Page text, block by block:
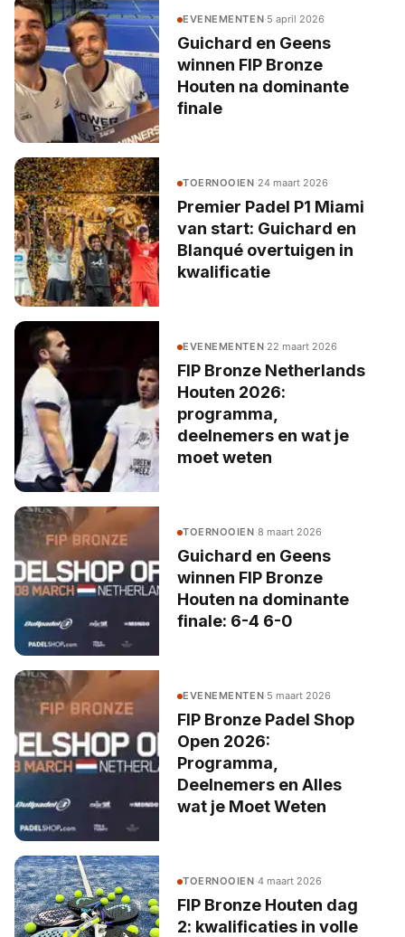
EVENEMENTEN·5 april 2026
Guichard en Geens
winnen FIP Bronze
Houten na dominante
finale
TOERNOOIEN·24 maart 2026
Premier Padel P1 Miami
van start: Guichard en
Blanqué overtuigen in
kwalificatie
EVENEMENTEN·22 maart 2026
FIP Bronze Netherlands
Houten 2026:
programma,
deelnemers en wat je
moet weten
TOERNOOIEN·8 maart 2026
Guichard en Geens
winnen FIP Bronze
Houten na dominante
finale: 6-4 6-0
EVENEMENTEN·5 maart 2026
FIP Bronze Padel Shop
Open 2026:
Programma,
Deelnemers en Alles
wat je Moet Weten
TOERNOOIEN·4 maart 2026
FIP Bronze Houten dag
2: kwalificaties in volle